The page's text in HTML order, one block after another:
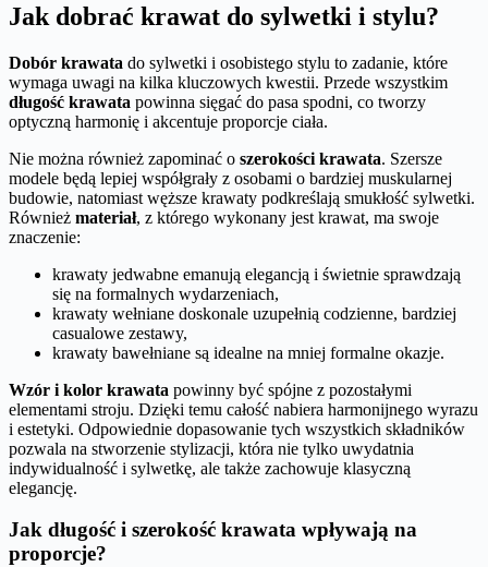
Jak dobrać krawat do sylwetki i stylu?
Dobór krawata do sylwetki i osobistego stylu to zadanie, które
wymaga uwagi na kilka kluczowych kwestii. Przede wszystkim
długość krawata powinna sięgać do pasa spodni, co tworzy
optyczną harmonię i akcentuje proporcje ciała.
Nie można również zapominać o szerokości krawata. Szersze
modele będą lepiej współgrały z osobami o bardziej muskularnej
budowie, natomiast węższe krawaty podkreślają smukłość sylwetki.
Również materiał, z którego wykonany jest krawat, ma swoje
znaczenie:
krawaty jedwabne emanują elegancją i świetnie sprawdzają
się na formalnych wydarzeniach,
krawaty wełniane doskonale uzupełnią codzienne, bardziej
casualowe zestawy,
krawaty bawełniane są idealne na mniej formalne okazje.
Wzór i kolor krawata powinny być spójne z pozostałymi
elementami stroju. Dzięki temu całość nabiera harmonijnego wyrazu
i estetyki. Odpowiednie dopasowanie tych wszystkich składników
pozwala na stworzenie stylizacji, która nie tylko uwydatnia
indywidualność i sylwetkę, ale także zachowuje klasyczną
elegancję.
Jak długość i szerokość krawata wpływają na
proporcje?